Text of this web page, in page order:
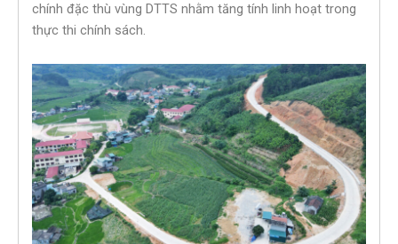
chính đặc thù vùng DTTS nhằm tăng tính linh hoạt trong
thực thi chính sách.